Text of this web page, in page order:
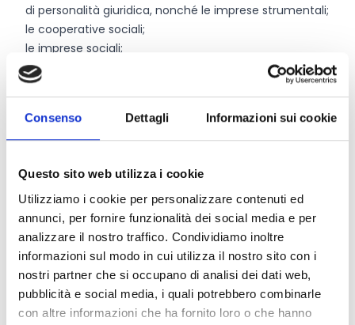
Consenso Dettagli Informazioni sui cookie
Questo sito web utilizza i cookie
Utilizziamo i cookie per personalizzare contenuti ed
annunci, per fornire funzionalità dei social media e per
analizzare il nostro traffico. Condividiamo inoltre
informazioni sul modo in cui utilizza il nostro sito con i
nostri partner che si occupano di analisi dei dati web,
pubblicità e social media, i quali potrebbero combinarle
con altre informazioni che ha fornito loro o che hanno
di personalità giuridica, nonché le imprese strumentali;
le cooperative sociali;
le imprese sociali;
le cooperative che operano nel settore dello
spettacolo, dell’informazione e del tempo libero;
privi di personalità giuridica, che promuovono lo
sviluppo economico o perseguono scopi di utilità
Attenzione!I richiedenti devono rispettare i seguenti
requisiti per la partecipazione:
i soggetti privati di cui al punto 1 devono essere iscritti
alRegistro Unico Nazionale del terzo settore;
i soggetti privati di cui al punto 5 devono
essere organizzati e formalmente costituiti, per atto
pubblico o registrato o per scrittura autenticata, e
operare stabilmente nel settore cui è rivolta